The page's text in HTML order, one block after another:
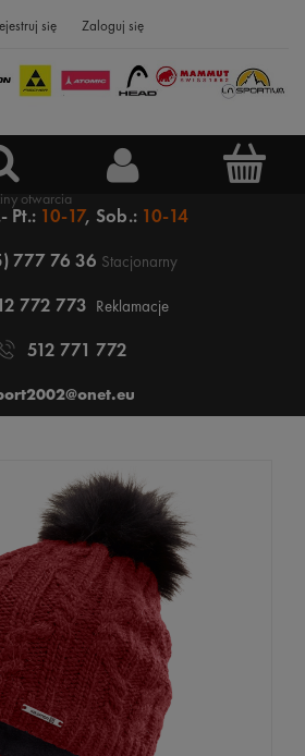
się Zaloguj się
Pt.: 10-17, Sob.: 10-14
777 76 36 Stacjonarny
772 773 Reklamacje
512 771 772